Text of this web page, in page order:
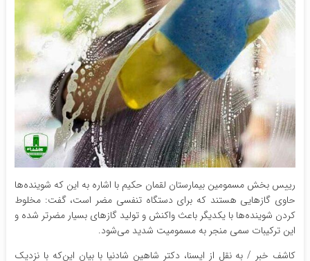
رییس بخش مسمومین بیمارستان لقمان حکیم با اشاره به‌ این که شوینده‌ها
حاوی گازهایی هستند که برای دستگاه تنفسی مضر است، گفت: مخلوط
کردن شوینده‌ها با یکدیگر باعث واکنش و تولید گازهای بسیار مضرتر شده و
این ترکیبات سمی منجر به مسمومیت شدید می‌شود.
کاشف خبر / به نقل از ایسنا، دکتر شاهین شادنیا با بیان این‌که با نزدیک